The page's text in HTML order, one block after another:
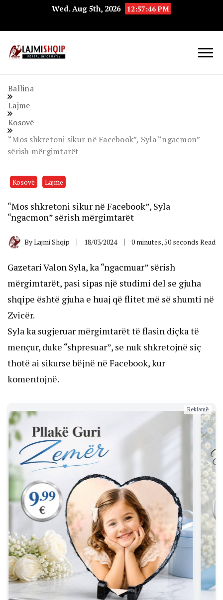
Wed. Aug 5th, 2026 12:57:47 PM
Ballina
Lajme
Kosovë
“Mos shkretoni sikur në Facebook”, Syla “ngacmon”
sërish mërgimtarët
Kosovë Lajme
“Mos shkretoni sikur në Facebook”, Syla
“ngacmon” sërish mërgimtarët
ByLajmi Shqip 18/03/2024 0 minutes, 50 seconds Read
Gazetari Valon Syla, ka “ngacmuar” sërish
mërgimtarët, pasi sipas një studimi del se gjuha
shqipe është gjuha e huaj që flitet më së shumti në
Zvicër.
Syla ka sugjeruar mërgimtarët të flasin diçka të
mençur, duke “shpresuar”, se nuk shkretojnë siç
thotë ai sikurse bëjnë në Facebook, kur
komentojnë.
Reklamë